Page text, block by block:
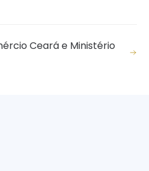
Ceará e Ministério